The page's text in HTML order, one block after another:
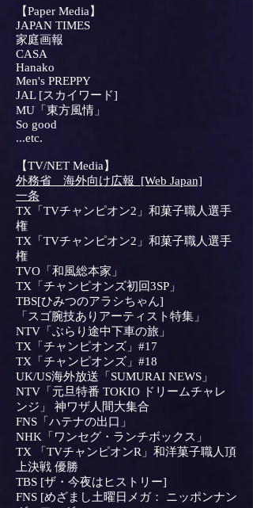
【Paper Media】
JAPAN TIMES
家庭画報
CASA
Hanako
Men's PREPPY
JAL [スカイワード]
MU「東方風情」
So good
...etc.
【TV/NET Media】
外務省 海外向け広報 [Web Japan]
一条
TX「TVチャンピオン2」和菓子職人選手
権
TX「TVチャンピオン2」和菓子職人選手
権
TVO「和風総本家」
TX「チャンピオンズ初回3SP」
TBS[ひみつのアラシちゃん]
「スゴ腕技ありアーティスト特集」
NTV「ぶらり途中下車の旅」
TX「チャンピオンズ」#17
TX「チャンピオンズ」#18
UK/US海外放送「SUMURAI NEWS」
NTV「元旦特番 TOKIO ドリームチャレ
ンジ」 神ワザ人間大集合
FNS「ハテナの出口」
NHK「ワンセグ・ランチボックス」
TX 「TVチャンピオンR」和洋菓子職人頂
上決戦 優勝
TBS [ザ・今夜はヒストリー]
FNS [めざまし土曜日メガ： ニッポンナン